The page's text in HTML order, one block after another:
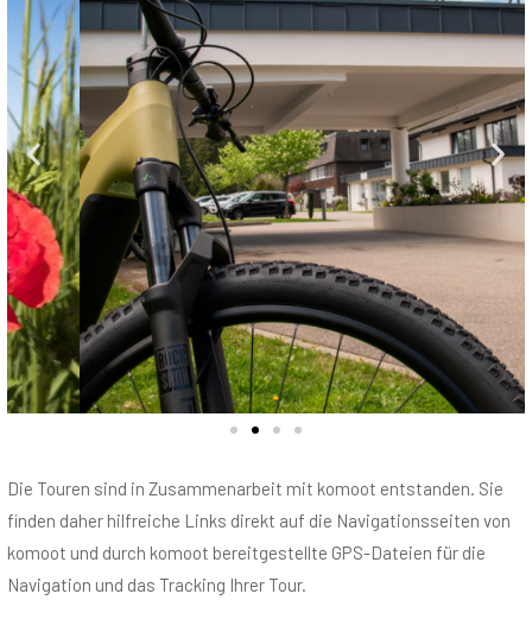
Die Touren sind in Zusammenarbeit mit komoot entstanden. Sie
finden daher hilfreiche Links direkt auf die Navigationsseiten von
komoot und durch komoot bereitgestellte GPS-Dateien für die
Navigation und das Tracking Ihrer Tour.